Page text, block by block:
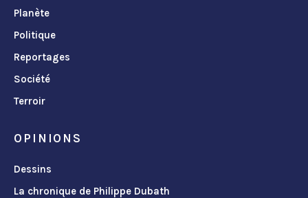
Planète
Politique
Reportages
Société
Terroir
OPINIONS
Dessins
La chronique de Philippe Dubath